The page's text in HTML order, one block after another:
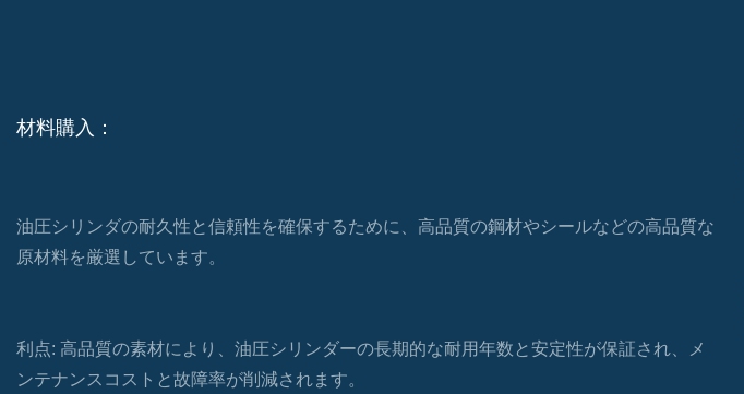
材料購入：
油圧シリンダの耐久性と信頼性を確保するために、高品質の鋼材やシールなどの高品質な
原材料を厳選しています。
利点: 高品質の素材により、油圧シリンダーの長期的な耐用年数と安定性が保証され、メ
ンテナンスコストと故障率が削減されます。